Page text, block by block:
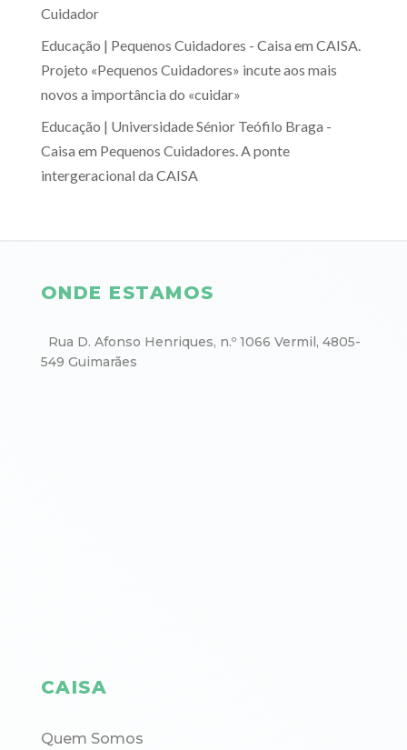
Cuidador
Educação | Pequenos Cuidadores - Caisa em CAISA.
Projeto «Pequenos Cuidadores» incute aos mais
novos a importância do «cuidar»
Educação | Universidade Sénior Teófilo Braga -
Caisa em Pequenos Cuidadores. A ponte
intergeracional da CAISA
ONDE ESTAMOS
Rua D. Afonso Henriques, n.º 1066 Vermil, 4805-
549 Guimarães
CAISA
Quem Somos